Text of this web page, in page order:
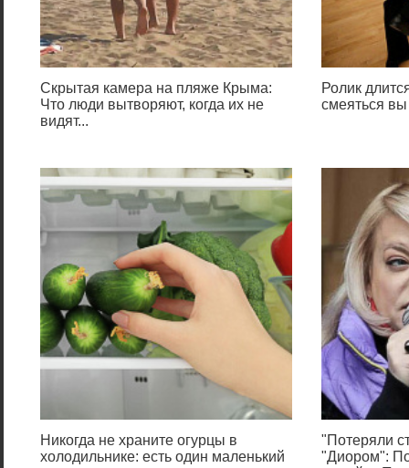
Скрытая камера на пляже Крыма:
Что люди вытворяют, когда их не
видят...
Ролик
смеяться вы
Никогда не храните огурцы в
холодильнике: есть один маленький
"Потеряли
"Диором":